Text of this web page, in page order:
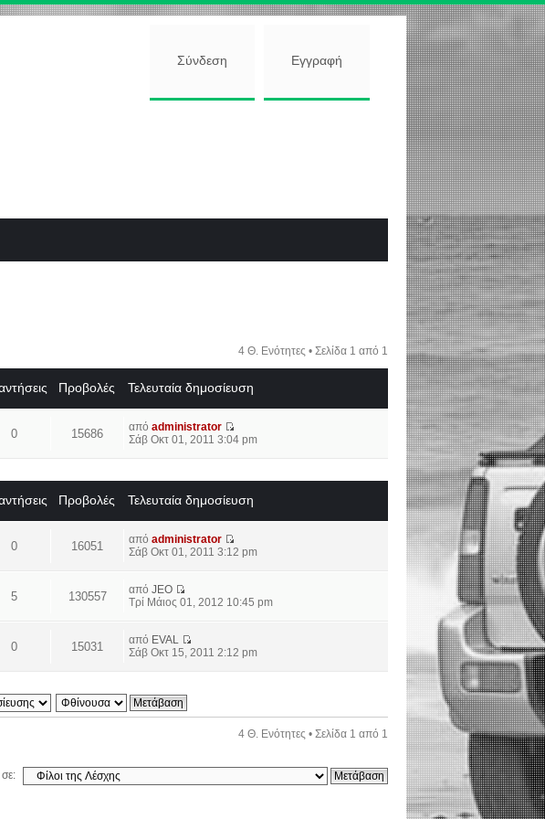
Σύνδεση Εγγραφή
4 Θ. Ενότητες • Σελίδα 1 από 1
Προβολές Τελευταία δημοσίευση
0 15686 απόadministrator
Σάβ Οκτ 01, 2011 3:04 pm
Προβολές Τελευταία δημοσίευση
0 16051 απόadministrator
Σάβ Οκτ 01, 2011 3:12 pm
5 130557 απόJEO
Τρί Μάιος 01, 2012 10:45 pm
0 15031 από EVAL
Σάβ Οκτ 15, 2011 2:12 pm
4 Θ. Ενότητες • Σελίδα 1 από 1